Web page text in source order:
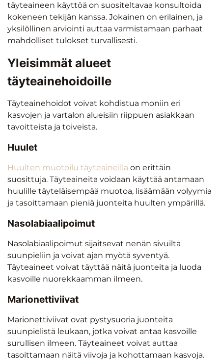
täyteaineen käyttöä on suositeltavaa konsultoida
kokeneen tekijän kanssa. Jokainen on erilainen, ja
yksilöllinen arviointi auttaa varmistamaan parhaat
mahdolliset tulokset turvallisesti.
Yleisimmät alueet
täyteainehoidoille
Täyteainehoidot voivat kohdistua moniin eri
kasvojen ja vartalon alueisiin riippuen asiakkaan
tavoitteista ja toiveista.
Huulet
Huulten muotoilu täyteaineilla on erittäin
suosittuja. Täyteaineita voidaan käyttää antamaan
huulille täyteläisempää muotoa, lisäämään volyymia
ja tasoittamaan pieniä juonteita huulten ympärillä.
Nasolabiaalipoimut
Nasolabiaalipoimut sijaitsevat nenän sivuilta
suunpieliin ja voivat ajan myötä syventyä.
Täyteaineet voivat täyttää näitä juonteita ja luoda
kasvoille nuorekkaamman ilmeen.
Marionettiviivat
Marionettiviivat ovat pystysuoria juonteita
suunpielistä leukaan, jotka voivat antaa kasvoille
surullisen ilmeen. Täyteaineet voivat auttaa
tasoittamaan näitä viivoja ja kohottamaan kasvoja.